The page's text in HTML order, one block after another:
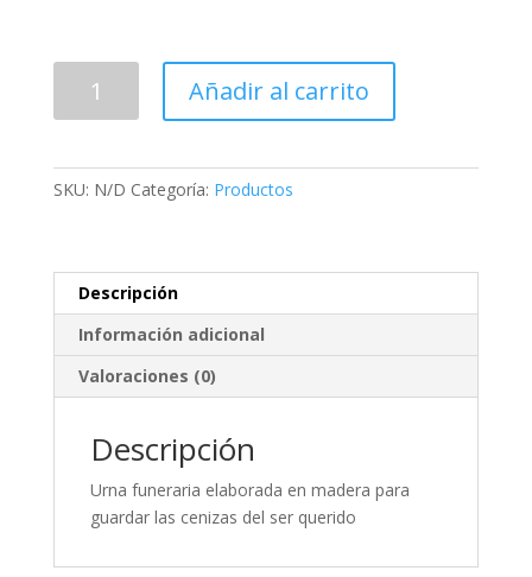
Añadir al carrito
SKU: N/D Categoría: Productos
Descripción
Información adicional
Valoraciones (0)
Descripción
Urna funeraria elaborada en madera para
guardar las cenizas del ser querido